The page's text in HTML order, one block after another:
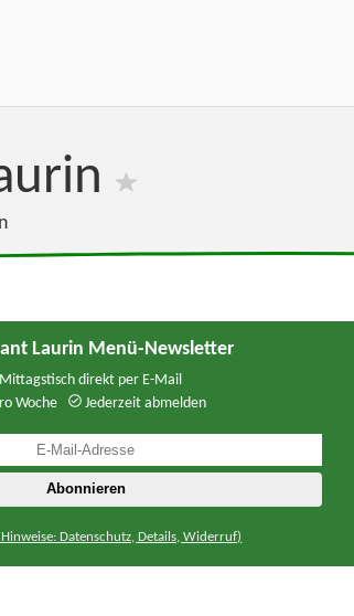
Laurin Menü-Newsletter
direkt per E-Mail
Woche
Jederzeit abmelden
Datenschutz, Details, Widerruf)